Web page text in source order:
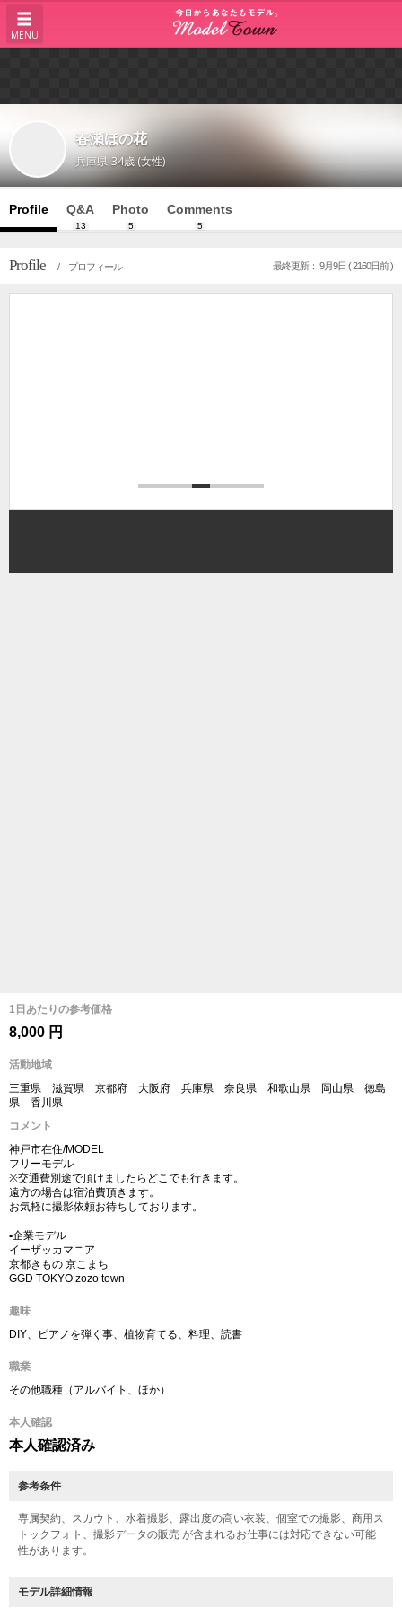
MENU
春瀬ほの花
兵庫県 34歳 (女性)
Profile Q&A
13
Photo
5
Comments
5
Profile / プロフィール 最終更新： 9月9日 ( 2160日前 )
1日あたりの参考価格
8,000 円
活動地域
三重県 滋賀県 京都府 大阪府 兵庫県 奈良県 和歌山県 岡山県 徳島
県 香川県
コメント
神戸市在住/MODEL
フリーモデル
※交通費別途で頂けましたらどこでも行きます。
遠方の場合は宿泊費頂きます。
お気軽に撮影依頼お待ちしております。
▪️企業モデル
イーザッカマニア
京都きもの 京こまち
GGD TOKYO zozo town
趣味
DIY、ピアノを弾く事、植物育てる、料理、読書
職業
その他職種（アルバイト、ほか）
本人確認
本人確認済み
参考条件
専属契約、スカウト、水着撮影、露出度の高い衣装、個室での撮影、商用ス
トックフォト、撮影データの販売 が含まれるお仕事には対応できない可能
性があります。
モデル詳細情報